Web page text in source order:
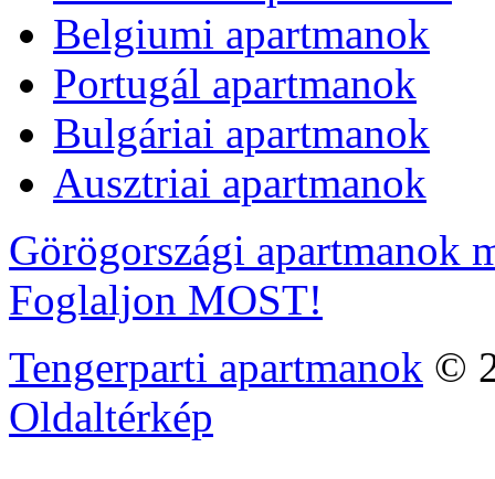
Belgiumi apartmanok
Portugál apartmanok
Bulgáriai apartmanok
Ausztriai apartmanok
Görögországi apartmanok
Foglaljon MOST!
Tengerparti apartmanok ©
Oldaltérkép